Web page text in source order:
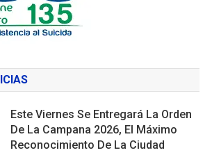
Este Viernes Se Entregará La Orden
De La Campana 2026, El Máximo
Reconocimiento De La Ciudad